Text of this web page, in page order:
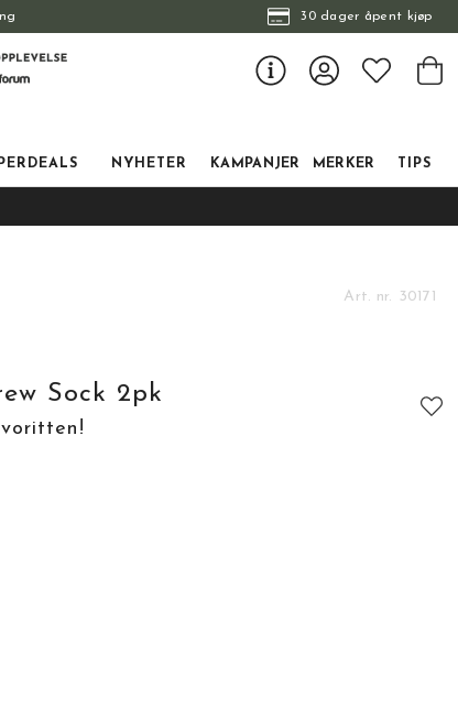
30 dager åpent kjøp
NYHETER KAMPANJER MERKER TIPS
Art. nr. 30171
Sock 2pk